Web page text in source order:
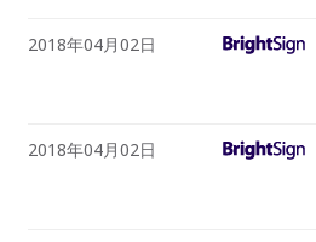
2018年04月02日
2018年04月02日